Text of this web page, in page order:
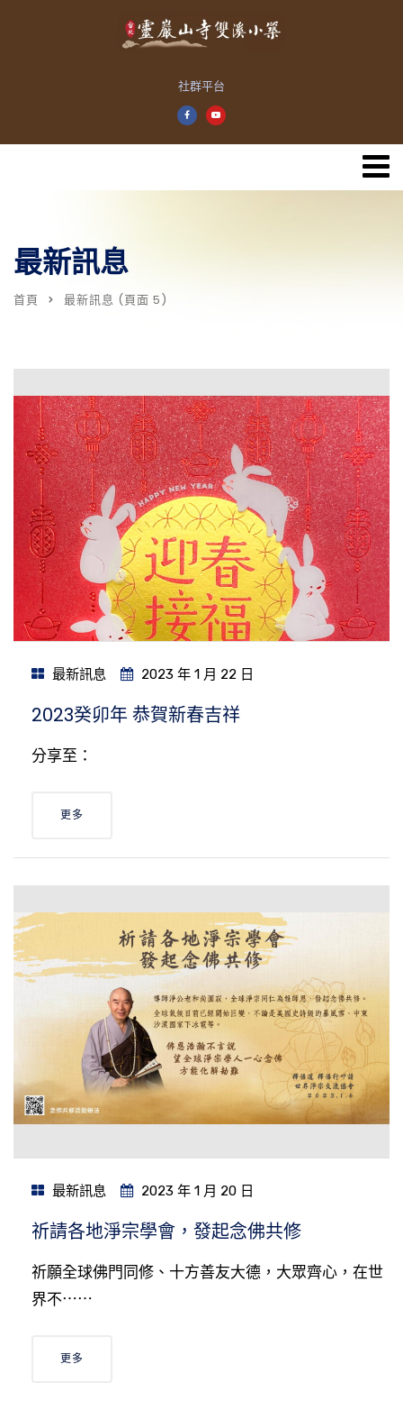
社群平台
最新訊息
首頁 最新訊息 (頁面 5)
最新訊息 2023 年 1 月 22 日
2023癸卯年 恭賀新春吉祥
分享至：
更多
最新訊息 2023 年 1 月 20 日
祈請各地淨宗學會，發起念佛共修
祈願全球佛門同修、十方善友大德，大眾齊心，在世
界不⋯⋯
更多